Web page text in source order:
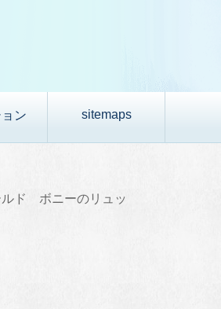
ン sitemaps
ルド ボニーのリュッ